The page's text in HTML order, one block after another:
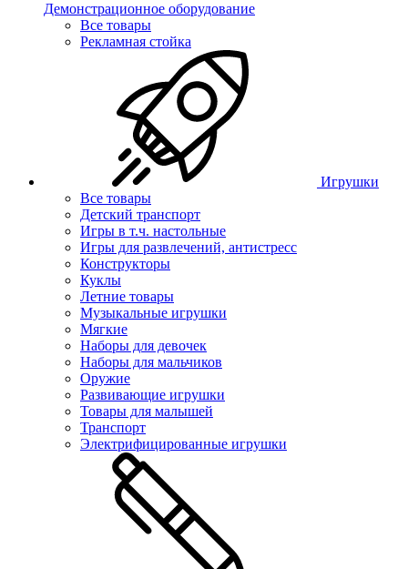
Демонстрационное оборудование
Все товары
Рекламная стойка
Игрушки
Все товары
Детский транспорт
Игры в т.ч. настольные
Игры для развлечений, антистресс
Конструкторы
Куклы
Летние товары
Музыкальные игрушки
Мягкие
Наборы для девочек
Наборы для мальчиков
Оружие
Развивающие игрушки
Товары для малышей
Транспорт
Электрифицированные игрушки